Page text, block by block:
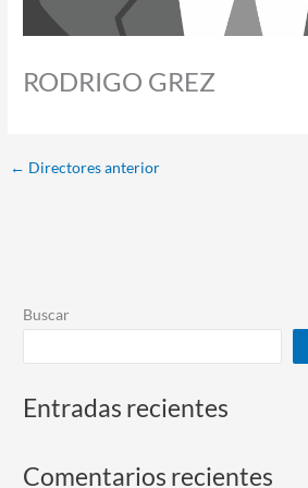
RODRIGO GREZ
← Directores anterior
Buscar
Entradas recientes
Comentarios recientes